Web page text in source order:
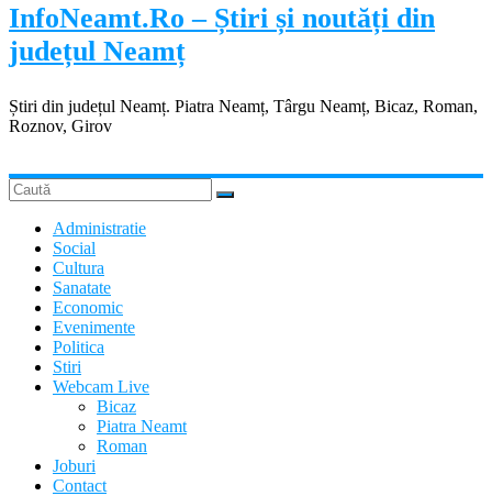
InfoNeamt.Ro – Știri și noutăți din
județul Neamț
Știri din județul Neamț. Piatra Neamț, Târgu Neamț, Bicaz, Roman,
Roznov, Girov
Administratie
Social
Cultura
Sanatate
Economic
Evenimente
Politica
Stiri
Webcam Live
Bicaz
Piatra Neamt
Roman
Joburi
Contact